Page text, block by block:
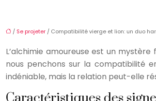
/ Se projeter / Compatibilité vierge et lion: un duo
L’alchimie amoureuse est un
nous penchons sur la compatibilité
indéniable, mais la relation peut-elle